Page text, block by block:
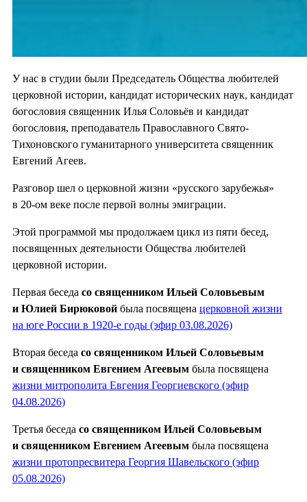
У нас в студии были Председатель Общества любителей
церковной истории, кандидат исторических наук, кандидат
богословия священник Илья Соловьёв и кандидат
богословия, преподаватель Православного Свято-
Тихоновского гуманитарного университета священник
Евгений Агеев.
Разговор шел о церковной жизни «русского зарубежья»
в 20-ом веке после первой волны эмиграции.
Этой программой мы продолжаем цикл из пяти бесед,
посвященных деятельности Общества любителей
церковной истории.
Первая беседа со священником Ильей Соловьевым
и Юлией Бирюковой была посвящена церковной жизни
на юге России в 1920-е годы (эфир 03.08.2026)
Вторая беседа со священником Ильей Соловьевым
и священником Евгением Агеевым была посвящена
жизни митрополита Евгения Георгиевского (эфир
04.08.2026)
Третья беседа со священником Ильей Соловьевым
и священником Евгением Агеевым была посвящена
жизни протопресвитера Георгия Шавельского (эфир
05.08.2026)